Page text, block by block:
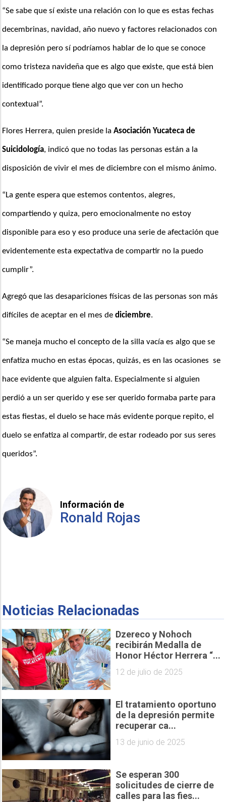
“Se sabe que sí existe una relación con lo que es estas fechas
decembrinas, navidad, año nuevo y factores relacionados con
la depresión pero sí podríamos hablar de lo que se conoce
como tristeza navideña que es algo que existe, que está bien
identificado porque tiene algo que ver con un hecho
contextual”.
Flores Herrera, quien preside la Asociación Yucateca de
Suicidología, indicó que no todas las personas están a la
disposición de vivir el mes de diciembre con el mismo ánimo.
“La gente espera que estemos contentos, alegres,
compartiendo y quiza, pero emocionalmente no estoy
disponible para eso y eso produce una serie de afectación que
evidentemente esta expectativa de compartir no la puedo
cumplir”.
Agregó que las desapariciones físicas de las personas son más
difíciles de aceptar en el mes de diciembre.
“Se maneja mucho el concepto de la silla vacía es algo que se
enfatiza mucho en estas épocas, quizás, es en las ocasiones  se
hace evidente que alguien falta. Especialmente si alguien
perdió a un ser querido y ese ser querido formaba parte para
estas fiestas, el duelo se hace más evidente porque repito, el
duelo se enfatiza al compartir, de estar rodeado por sus seres
queridos”.
Información de
Ronald Rojas
Noticias Relacionadas
Dzereco y Nohoch
recibirán Medalla de
Honor Héctor Herrera “...
12 de julio de 2025
El tratamiento oportuno
de la depresión permite
recuperar ca...
13 de junio de 2025
Se esperan 300
solicitudes de cierre de
calles para las fies...